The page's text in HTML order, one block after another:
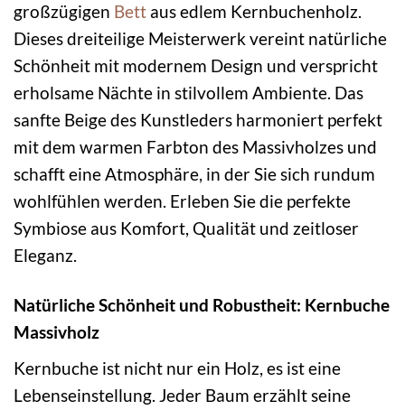
großzügigen Bett aus edlem Kernbuchenholz.
Dieses dreiteilige Meisterwerk vereint natürliche
Schönheit mit modernem Design und verspricht
erholsame Nächte in stilvollem Ambiente. Das
sanfte Beige des Kunstleders harmoniert perfekt
mit dem warmen Farbton des Massivholzes und
schafft eine Atmosphäre, in der Sie sich rundum
wohlfühlen werden. Erleben Sie die perfekte
Symbiose aus Komfort, Qualität und zeitloser
Eleganz.
Natürliche Schönheit und Robustheit: Kernbuche
Massivholz
Kernbuche ist nicht nur ein Holz, es ist eine
Lebenseinstellung. Jeder Baum erzählt seine